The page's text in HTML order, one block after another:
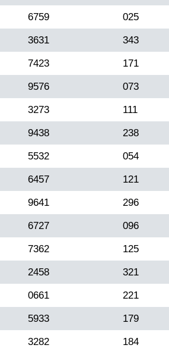
6759 025
3631 343
7423 171
9576 073
3273 111
9438 238
5532 054
6457 121
9641 296
6727 096
7362 125
2458 321
0661 221
5933 179
3282 184